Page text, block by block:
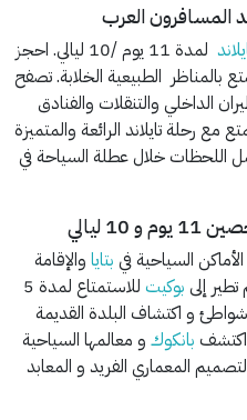
المسافرون العرب
لمدة 11 يوم /10 ليالي. احجز
بالمناظر الطبيعية الخلابة. تصفح
الداخلي والتنقلات والفنادق
مع رحلة تايلاند الرائعة والمتميزة
اللحظات خلال عطلة السياحة في
ليالي
السياحية في بتايا والإقامة
إلى بوكيت
للاستمتاع لمدة 5
و اكتشاف البلدة القديمة
بانكوك و معالمها السياحية
التصميم المعماري الفريد و المعابد